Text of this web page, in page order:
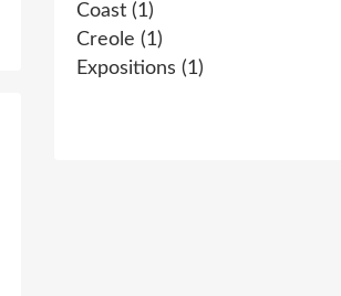
Coast (1)
Creole (1)
Expositions (1)